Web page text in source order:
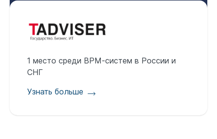
1 место среди BPM-cистем в России и
СНГ
Узнать больше